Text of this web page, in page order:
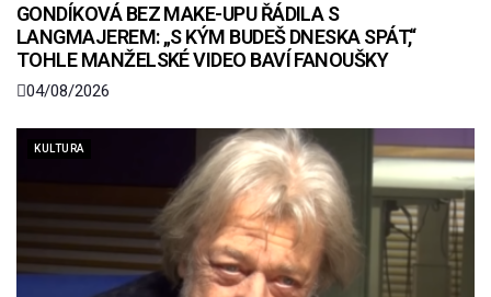
GONDÍKOVÁ BEZ MAKE-UPU ŘÁDILA S
LANGMAJEREM: „S KÝM BUDEŠ DNESKA SPÁT,“
TOHLE MANŽELSKÉ VIDEO BAVÍ FANOUŠKY
04/08/2026
KULTURA